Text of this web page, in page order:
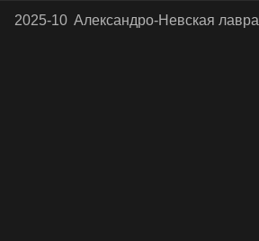
2025-10 Александро-Невская лавра